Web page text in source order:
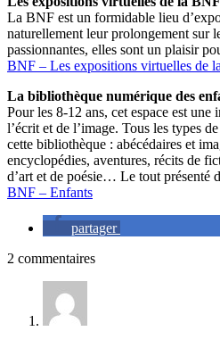
La BNF est un formidable lieu
naturellement leur prolongement sur
passionnantes, elles sont un plaisir
BNF – Les expositions virtuelles de
La bibliothèque numérique des
Pour les 8-12 ans, cet espace est
l’écrit et de l’image. Tous les types
cette bibliothèque : abécédaires et
encyclopédies, aventures, récits de
d’art et de poésie… Le tout présenté
BNF – Enfants
partager
2 commentaires